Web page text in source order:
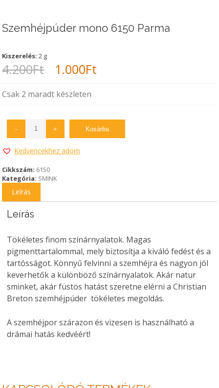
Szemhéjpúder mono 6150 Parma
Kiszerelés: 2 g
4.200Ft
Original
price
4.200Ft.
1.000Ft
1.000Ft.
Csak 2 maradt készleten
- + Kosárba
Kedvencekhez adom
Cikkszám: 6150
Kategória: SMINK
Leírás
Leírás
Tökéletes finom színárnyalatok. Magas
pigmenttartalommal, mely biztosítja a kiváló fedést és a
tartósságot. Könnyű felvinni a szemhéjra és nagyon jól
keverhetők a különböző színárnyalatok. Akár natur
sminket, akár füstös hatást szeretne elérni a Christian
Breton szemhéjpúder tökéletes megoldás.
A szemhéjpor szárazon és vizesen is használható a
drámai hatás kedvéért!